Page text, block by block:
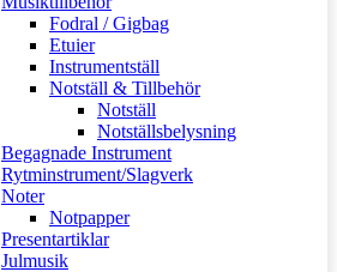
Fodral / Gigbag
Etuier
Instrumentställ
Notställ & Tillbehör
Notställ
Notställsbelysning
Begagnade Instrument
Rytminstrument/Slagverk
Noter
Notpapper
Presentartiklar
Julmusik